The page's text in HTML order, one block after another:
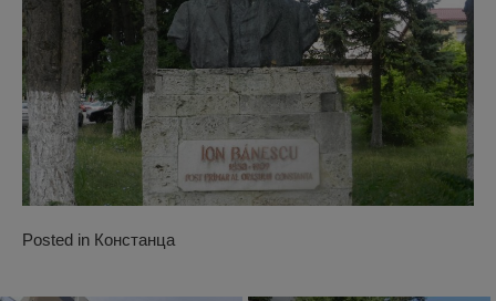
Posted in Констанца